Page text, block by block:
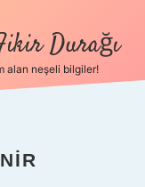
Durağı
alan neşeli bilgiler!